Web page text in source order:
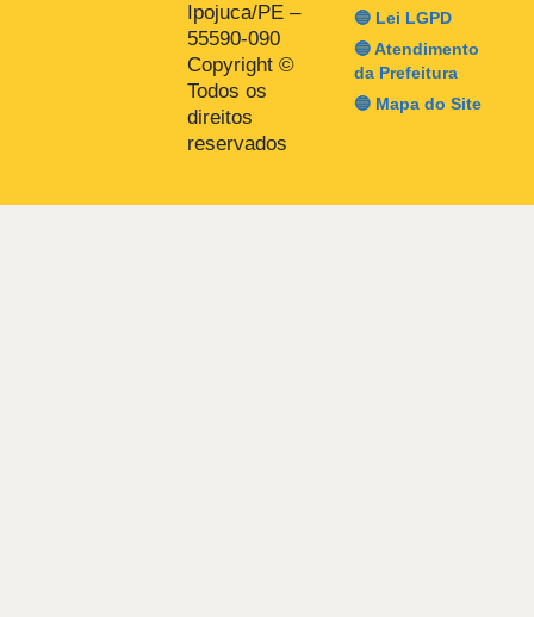
Ipojuca/PE –
55590-090
Copyright ©
Todos os
direitos
reservados
🔵 Lei LGPD
🔵 Atendimento
da Prefeitura
🔵 Mapa do Site